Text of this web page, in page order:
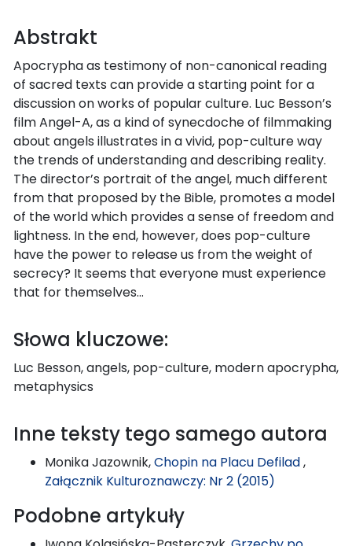
Abstrakt
Apocrypha as testimony of non-canonical reading
of sacred texts can provide a starting point for a
discussion on works of popular culture. Luc Besson’s
film Angel-A, as a kind of synecdoche of filmmaking
about angels illustrates in a vivid, pop-culture way
the trends of understanding and describing reality.
The director’s portrait of the angel, much different
from that proposed by the Bible, promotes a model
of the world which provides a sense of freedom and
lightness. In the end, however, does pop-culture
have the power to release us from the weight of
secrecy? It seems that everyone must experience
that for themselves…
Słowa kluczowe:
Luc Besson, angels, pop-culture, modern apocrypha,
metaphysics
Inne teksty tego samego autora
Monika Jazownik,Chopin na Placu Defilad,
Załącznik Kulturoznawczy: Nr 2 (2015)
Podobne artykuły